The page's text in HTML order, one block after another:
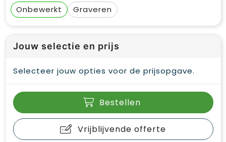
Onbewerkt
Graveren
Jouw selectie en prijs
Selecteer jouw opties voor de prijsopgave.
Bestellen
Vrijblijvende offerte